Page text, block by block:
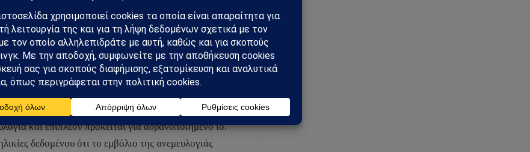
αιτία πτώσης της άμυνας του οργανισμού που αφορά
που βρίσκονται σε συνθήκες άγχους και stress.
από ανοσοκαταστολή όπως για παράδειγμα
σε ανοσοτροποποιητικές θεραπείες.
μπορεί να οδηγήσει επίσης σε επανενεργοποίηση
ότι η εμφάνιση έρπητα ζωστήρα γίνεται
και επιπλέον πρόκειται για αδρανοποιημένο ιό.
δεδομένου ότι το εμβόλιο της ανεμευλογιάς